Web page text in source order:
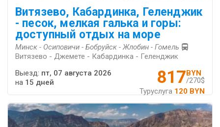
Витязево, Кабардинка, Геленджик
- песок, мелкая галька и горы:
доступный отдых на море
Минск - Осиповичи - Бобруйск - Жлобин - Гомель
Витязево - Джемете - Кабардинка - Геленджик
817 BYN
/270$
Туруслуга 120 BYN
Выезд: пт, 07 августа 2026
на 15 дней